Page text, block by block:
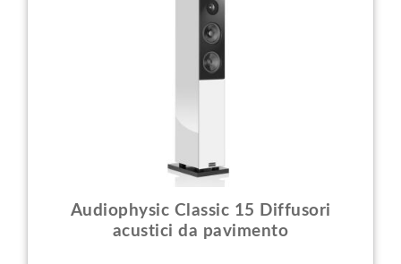
Audiophysic Classic 15 Diffusori
acustici da pavimento